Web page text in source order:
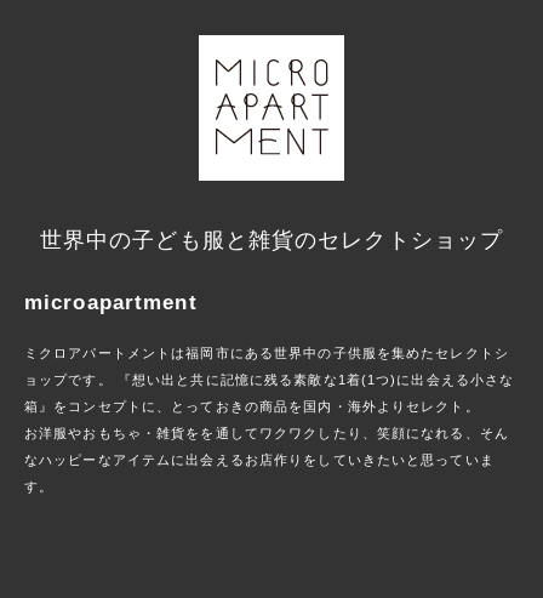
世界中の子ども服と雑貨のセレクトショップ
microapartment
ミクロアパートメントは福岡市にある世界中の子供服を集めたセレクトシ
ョップです。 『想い出と共に記憶に残る素敵な1着(1つ)に出会える小さな
箱』をコンセプトに、とっておきの商品を国内・海外よりセレクト。
お洋服やおもちゃ・雑貨をを通してワクワクしたり、笑顔になれる、そん
なハッピーなアイテムに出会えるお店作りをしていきたいと思っていま
す。